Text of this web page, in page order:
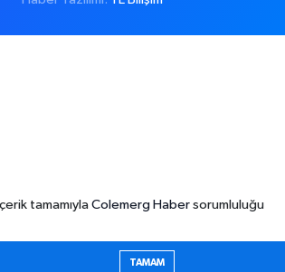
tamamıyla Colemerg Habersorumluluğu
TAMAM